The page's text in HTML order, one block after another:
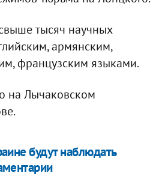
тысяч научных
армянским,
французским языками.
на Лычаковском
будут наблюдать